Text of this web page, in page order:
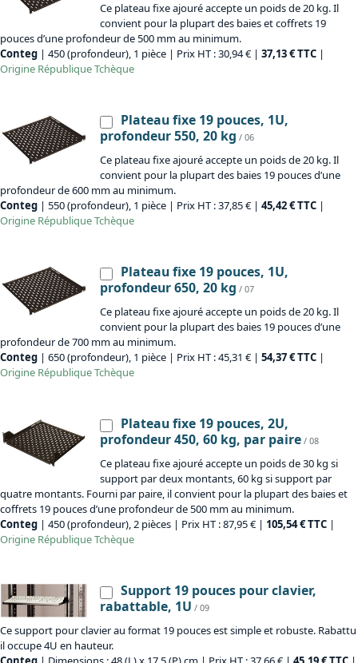
Ce plateau fixe ajouré accepte un poids de 20 kg. Il
convient pour la plupart des baies et coffrets 19
pouces d’une profondeur de 500 mm au minimum.
Conteg | 450 (profondeur), 1 pièce | Prix HT : 30,94 € | 37,13 € TTC |
Origine République Tchèque
Plateau fixe 19 pouces, 1U,
profondeur 550, 20 kg / 06
Ce plateau fixe ajouré accepte un poids de 20 kg. Il
convient pour la plupart des baies 19 pouces d’une
profondeur de 600 mm au minimum.
Conteg | 550 (profondeur), 1 pièce | Prix HT : 37,85 € | 45,42 € TTC |
Origine République Tchèque
Plateau fixe 19 pouces, 1U,
profondeur 650, 20 kg / 07
Ce plateau fixe ajouré accepte un poids de 20 kg. Il
convient pour la plupart des baies 19 pouces d’une
profondeur de 700 mm au minimum.
Conteg | 650 (profondeur), 1 pièce | Prix HT : 45,31 € | 54,37 € TTC |
Origine République Tchèque
Plateau fixe 19 pouces, 2U,
profondeur 450, 60 kg, par paire / 08
Ce plateau fixe ajouré accepte un poids de 30 kg si
support par deux montants, 60 kg si support par
quatre montants. Fourni par paire, il convient pour la plupart des baies et
coffrets 19 pouces d’une profondeur de 500 mm au minimum.
Conteg | 450 (profondeur), 2 pièces | Prix HT : 87,95 € | 105,54 € TTC |
Origine République Tchèque
Support 19 pouces pour clavier,
rabattable, 1U / 09
Ce support pour clavier au format 19 pouces est simple et robuste. Rabattu
il occupe 4U en hauteur.